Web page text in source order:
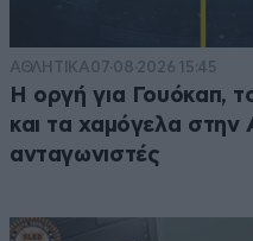
ΑΘΛΗΤΙΚΑ07·08·2026 15:45
Η οργή για Γουόκαπ,
και τα χαμόγελα
ανταγωνιστές